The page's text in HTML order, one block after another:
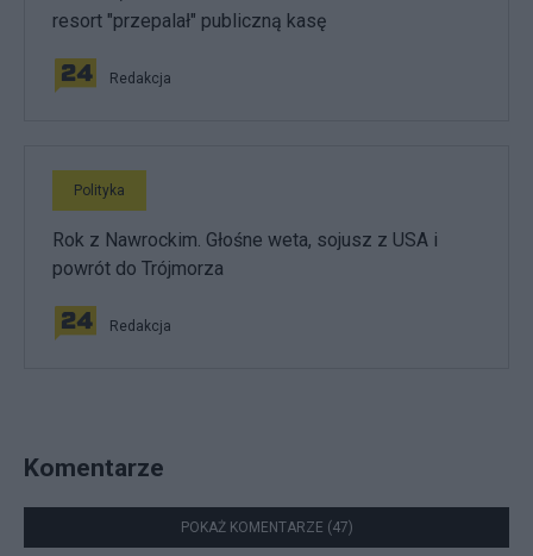
resort "przepalał" publiczną kasę
Redakcja
Polityka
Rok z Nawrockim. Głośne weta, sojusz z USA i
powrót do Trójmorza
Redakcja
Komentarze
POKAŻ KOMENTARZE (47)